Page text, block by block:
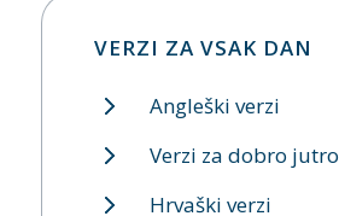
VERZI ZA VSAK DAN
Angleški verzi
Verzi za dobro jutro
Hrvaški verzi